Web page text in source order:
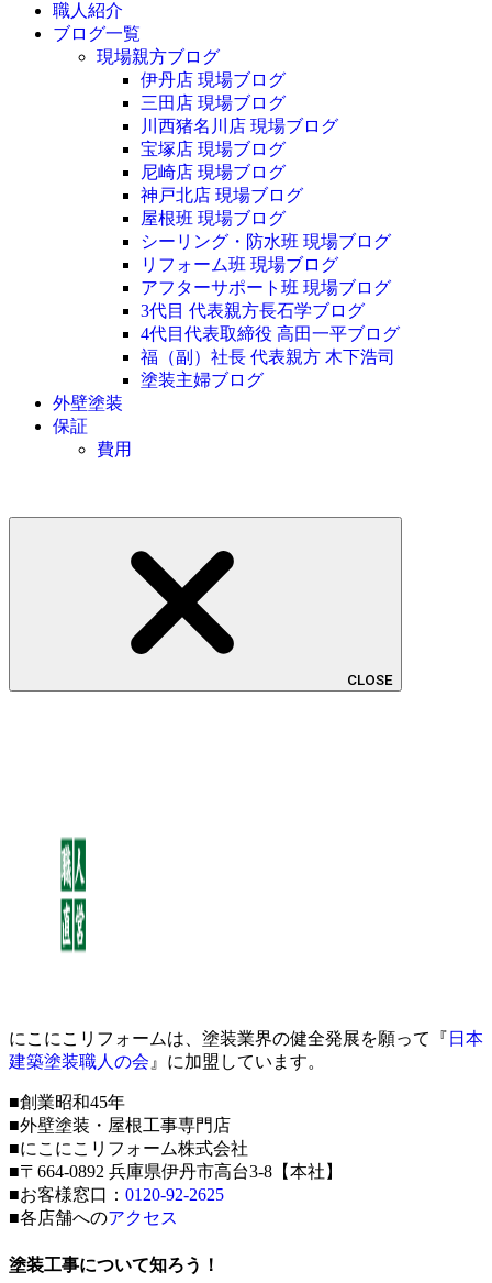
職人紹介
ブログ一覧
現場親方ブログ
伊丹店 現場ブログ
三田店 現場ブログ
川西猪名川店 現場ブログ
宝塚店 現場ブログ
尼崎店 現場ブログ
神戸北店 現場ブログ
屋根班 現場ブログ
シーリング・防水班 現場ブログ
リフォーム班 現場ブログ
アフターサポート班 現場ブログ
3代目 代表親方長石学ブログ
4代目代表取締役 高田一平ブログ
福（副）社長 代表親方 木下浩司
塗装主婦ブログ
外壁塗装
保証
費用
CLOSE
にこにこリフォームは、塗装業界の健全発展を願って『 日本
建築塗装職人の会 』に加盟しています。
■創業昭和45年
■外壁塗装・屋根工事専門店
■にこにこリフォーム株式会社
■〒664-0892 兵庫県伊丹市高台3-8【本社】
■お客様窓口： 0120-92-2625
■各店舗へのアクセス
塗装工事について知ろう！